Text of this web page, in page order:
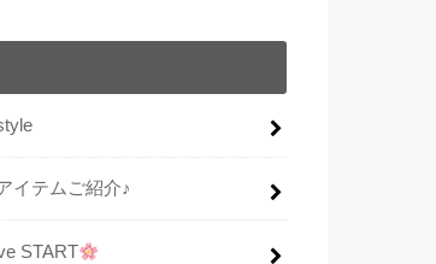
イテムご紹介♪
START